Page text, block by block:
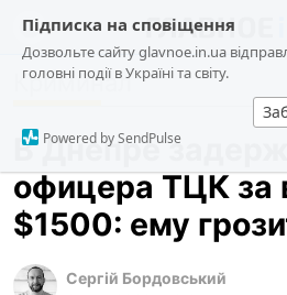
Підписка на сповіщення
Дозвольте сайту glavnoe.in.ua
головні події в Україні та світу.
Powered by SendPulse
новости
о проекте
Криминал
В Днепре
офицера ТЦК за
$1500: ему
Сергій Бордовський